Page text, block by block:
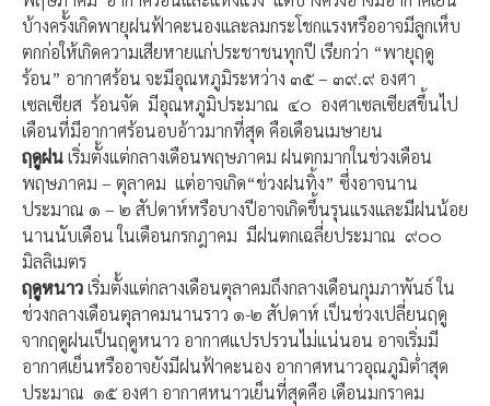
บ้างครั้งเกิดพายุฝนฟ้าคะนองและลมกระโชกแรงหรืออาจมีลูกเห็บ
ตกก่อให้เกิดความเสียหายแก่ประชาชนทุกปี เรียกว่า “พายุฤดู
ร้อน” อากาศร้อน จะมีอุณหภูมิระหว่าง ๓๕ – ๓๙.๙ องศา
เซลเซียส ร้อนจัด มีอุณหภูมิประมาณ ๔๐ องศาเซลเซียสขึ้นไป
เดือนที่มีอากาศร้อนอบอ้าวมากที่สุด คือเดือนเมษายน
ฤดูฝนเริ่มตั้งแต่กลางเดือนพฤษภาคม ฝนตกมากในช่วงเดือน
พฤษภาคม – ตุลาคม แต่อาจเกิด“ช่วงฝนทิ้ง” ซึ่งอาจนาน
ประมาณ ๑ – ๒ สัปดาห์หรือบางปีอาจเกิดขึ้นรุนแรงและมีฝนน้อย
นานนับเดือน ในเดือนกรกฎาคม มีฝนตกเฉลี่ยประมาณ ๙๐๐
มิลลิเมตร
ฤดูหนาวเริ่มตั้งแต่กลางเดือนตุลาคมถึงกลางเดือนกุมภาพันธ์ ใน
ช่วงกลางเดือนตุลาคมนานราว ๑-๒ สัปดาห์ เป็นช่วงเปลี่ยนฤดู
จากฤดูฝนเป็นฤดูหนาว อากาศแปรปรวนไม่แน่นอน อาจเริ่มมี
อากาศเย็นหรืออาจยังมีฝนฟ้าคะนอง อากาศหนาวอุณภูมิต่ำสุด
ประมาณ ๑๕ องศา อากาศหนาวเย็นที่สุดคือ เดือนมกราคม